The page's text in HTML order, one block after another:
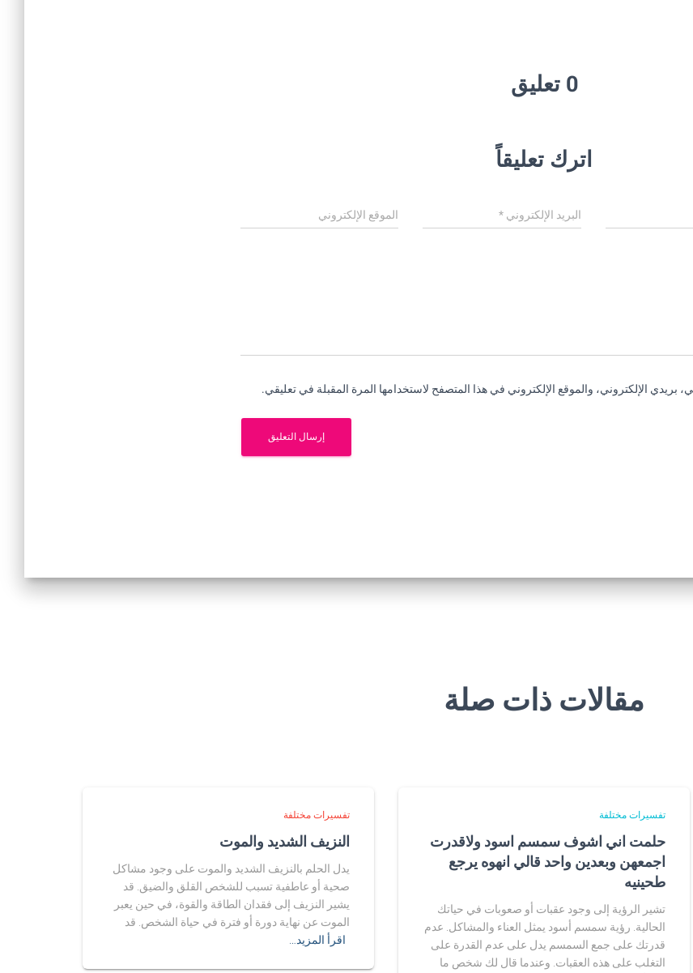
0 تعليق
اترك تعليقاً
البريد الإلكتروني* الموقع الإلكتروني
بريدي الإلكتروني، والموقع الإلكتروني في هذا المتصفح لاستخدامها المرة المقبلة في تعليقي.
مقالات ذات صلة
تفسيرات مختلفة
حلمت اني اشوف سمسم اسود ولاقدرت
اجمعهن وبعدين واحد قالي انهوه يرجع
طحينيه
تشير الرؤية إلى وجود عقبات أو صعوبات في حياتك
الحالية. رؤية سمسم أسود يمثل العناء والمشاكل. عدم
قدرتك على جمع السمسم يدل على عدم القدرة على
التغلب على هذه العقبات. وعندما قال لك شخص ما
تفسيرات مختلفة
النزيف الشديد والموت
يدل الحلم بالنزيف الشديد والموت على وجود مشاكل
صحية أو عاطفية تسبب للشخص القلق والضيق. قد
يشير النزيف إلى فقدان الطاقة والقوة، في حين يعبر
الموت عن نهاية دورة أو فترة في حياة الشخص. قد
اقرأ المزيد…